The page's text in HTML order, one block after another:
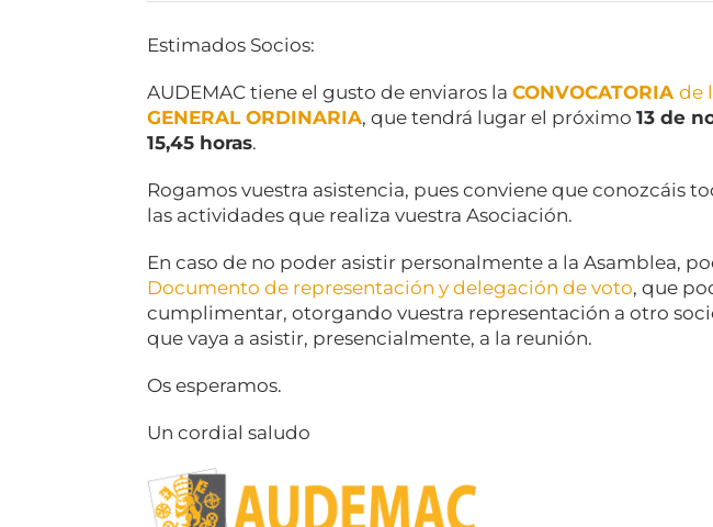
Estimados Socios:
AUDEMAC tiene el gusto de enviaros laCONVOCATORIAde
GENERAL ORDINARIA, que tendrá lugar el próximo13 de
15,45 horas.
Rogamos vuestra asistencia, pues conviene que conozcáis
las actividades que realiza vuestra Asociación.
En caso de no poder asistir personalmente a la Asamblea,
Documento de representación y delegación de voto, que
cumplimentar, otorgando vuestra representación a otro
que vaya a asistir, presencialmente, a la reunión.
Os esperamos.
Un cordial saludo